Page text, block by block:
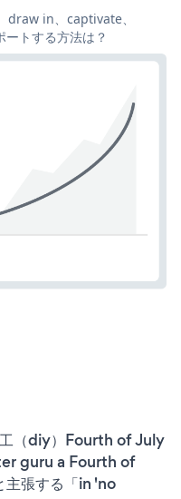
draw in、captivate、
トする方法は？
（diy）Fourth of July
guru a Fourth of
張する「in 'no